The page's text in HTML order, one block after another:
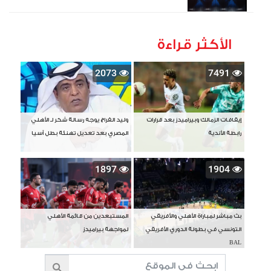
الأكثر قراءة
7491
إيقافات الزمالك وبيراميدز بعد قرارات
رابطة الأندية
2073
وليد الفراج يوجه رسالة شكر لـ الأهلي
المصري بعد تعديل تهنئة بطل آسيا
1904
بث مباشر لمباراة الأهلي والأفريقي
التونسي في بطولة الدوري الأفريقي
BAL
1897
المستبعدين من قائمة الأهلي
لمواجهة بيراميدز